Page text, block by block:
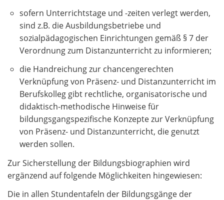
sofern Unterrichtstage und -zeiten verlegt werden,
sind z.B. die Ausbildungsbetriebe und
sozialpädagogischen Einrichtungen gemäß § 7 der
Verordnung zum Distanzunterricht zu informieren;
die Handreichung zur chancengerechten
Verknüpfung von Präsenz- und Distanzunterricht im
Berufskolleg gibt rechtliche, organisatorische und
didaktisch-methodische Hinweise für
bildungsgangspezifische Konzepte zur Verknüpfung
von Präsenz- und Distanzunterricht, die genutzt
werden sollen.
Zur Sicherstellung der Bildungsbiographien wird
ergänzend auf folgende Möglichkeiten hingewiesen:
Die in allen Stundentafeln der Bildungsgänge der